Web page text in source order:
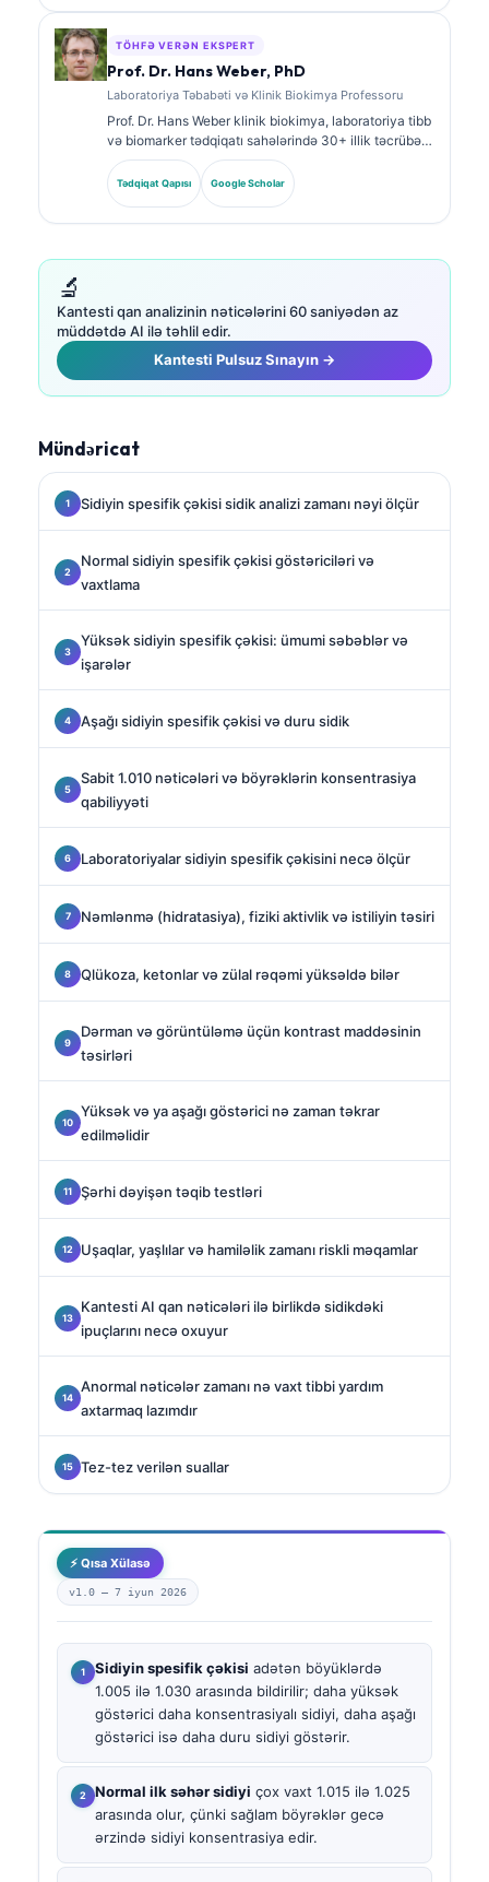
TÖHFƏ VERƏN EKSPERT
Prof. Dr. Hans Weber, PhD
Laboratoriya Təbabəti və Klinik Biokimya Professoru
Prof. Dr. Hans Weber klinik biokimya, laboratoriya tibb
və biomarker tədqiqatı sahələrində 30+ illik təcrübə
gətirir. Alman Klinik Kimya Cəmiyyətinin keçmiş
prezidenti olaraq o, diaqnostik panel analizi,
biomarkerlərin standartlaşdırılması və AI ilə
Tədqiqat Qapısı Google Scholar
🔬
Kantesti qan analizinin nəticələrini 60 saniyədən az
müddətdə AI ilə təhlil edir.
Kantesti Pulsuz Sınayın →
Mündəricat
Sidiyin spesifik çəkisi sidik analizi zamanı nəyi ölçür
Normal sidiyin spesifik çəkisi göstəriciləri və
vaxtlama
Yüksək sidiyin spesifik çəkisi: ümumi səbəblər və
işarələr
Aşağı sidiyin spesifik çəkisi və duru sidik
Sabit 1.010 nəticələri və böyrəklərin konsentrasiya
qabiliyyəti
Laboratoriyalar sidiyin spesifik çəkisini necə ölçür
Nəmlənmə (hidratasiya), fiziki aktivlik və istiliyin təsiri
Qlükoza, ketonlar və zülal rəqəmi yüksəldə bilər
Dərman və görüntüləmə üçün kontrast maddəsinin
təsirləri
Yüksək və ya aşağı göstərici nə zaman təkrar
edilməlidir
Şərhi dəyişən təqib testləri
Uşaqlar, yaşlılar və hamiləlik zamanı riskli məqamlar
Kantesti AI qan nəticələri ilə birlikdə sidikdəki
ipuçlarını necə oxuyur
Anormal nəticələr zamanı nə vaxt tibbi yardım
axtarmaq lazımdır
Tez-tez verilən suallar
⚡ Qısa Xülasə
v1.0 — 7 iyun 2026
Sidiyin spesifik çəkisi adətən böyüklərdə
1.005 ilə 1.030 arasında bildirilir; daha yüksək
göstərici daha konsentrasiyalı sidiyi, daha aşağı
göstərici isə daha duru sidiyi göstərir.
Normal ilk səhər sidiyi çox vaxt 1.015 ilə 1.025
arasında olur, çünki sağlam böyrəklər gecə
ərzində sidiyi konsentrasiya edir.